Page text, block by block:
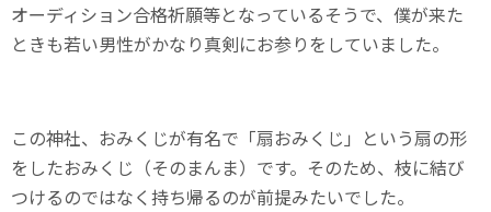
オーディション合格祈願等となっているそうで、僕が来た
ときも若い男性がかなり真剣にお参りをしていました。
この神社、おみくじが有名で「扇おみくじ」という扇の形
をしたおみくじ（そのまんま）です。そのため、枝に結び
つけるのではなく持ち帰るのが前提みたいでした。